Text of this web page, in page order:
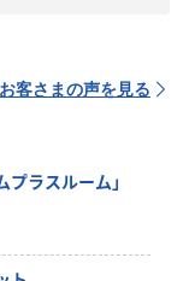
客さまの声を見る
ラスルーム」